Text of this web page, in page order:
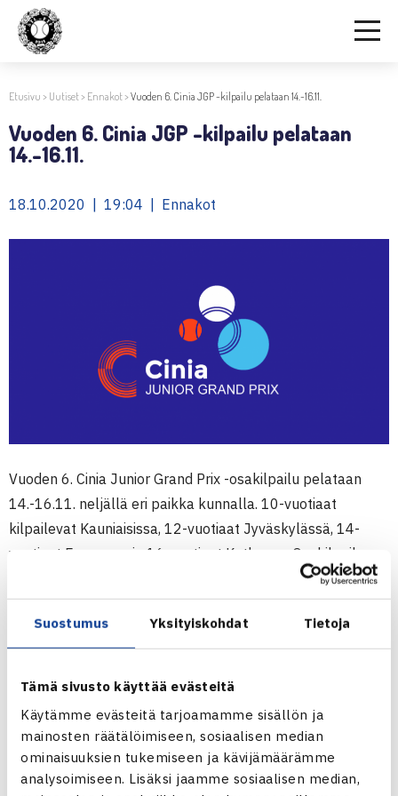
Suostumus Yksityiskohdat Tietoja
Tämä sivusto käyttää evästeitä
Käytämme evästeitä tarjoamamme sisällön ja
mainosten räätälöimiseen, sosiaalisen median
ominaisuuksien tukemiseen ja kävijämäärämme
analysoimiseen. Lisäksi jaamme sosiaalisen median,
Etusivu > Uutiset> Ennakot>Vuoden 6. Cinia JGP -kilpailu pelataan 14.-16.11.
Vuoden 6. Cinia JGP -kilpailu pelataan
14.-16.11.
18.10.2020 | 19:04 | Ennakot
Vuoden 6. Cinia Junior Grand Prix -osakilpailu pelataan
14.-16.11. neljällä eri paikka kunnalla. 10-vuotiaat
kilpailevat Kauniaisissa, 12-vuotiaat Jyväskylässä, 14-
vuotiaat Espoossa ja 16-vuotiaat Kotkassa. Osakilpailu on
vuoden viimeinen ennen kauden päättävää Cinia JGP
Masters -kilpailua.
Ilmoittautuminen Grani Tenniksen järjestämään 10-
muissa ikäluokissa ilmoittautuminen on auki 1.11. asti. Alta
löydät suorat linkit kilpailuihin.
6. CINIA JGP, 10-VUOTIAAT | 14.-16.11 | GT, KAUNIAINEN